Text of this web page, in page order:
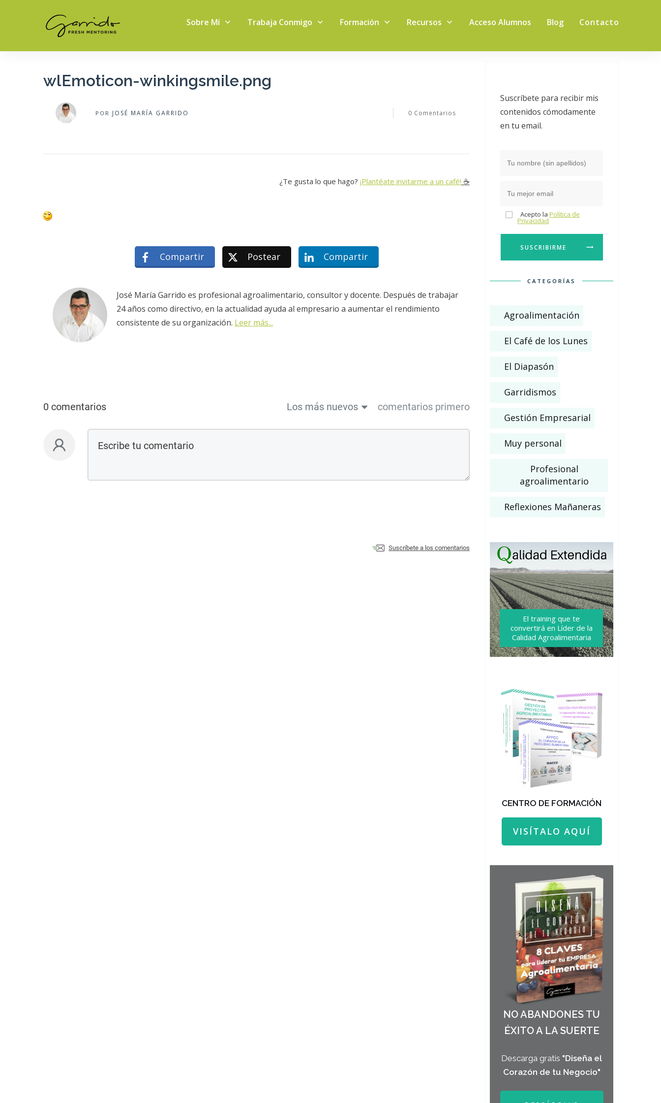
Sobre Mí Trabaja Conmigo Formación Recursos Acceso Alumnos Blog Contacto
wlEmoticon-winkingsmile.png
POR JOSÉ MARÍA GARRIDO 0 Comentarios
¿Te gusta lo que hago?¡Plantéate invitarme a un café! ☕️
Compartir Postear Compartir
José María Garrido es profesional agroalimentario, consultor y docente. Después de trabajar
24 años como directivo, en la actualidad ayuda al empresario a aumentar el rendimiento
consistente de su organización. Leer más...
0 comentarios Los más nuevos comentarios primero
Suscríbete a los comentarios
Suscríbete para recibir mis
contenidos cómodamente
en tu email.
Acepto la Política de
Privacidad
SUSCRIBIRME
CATEGORÍAS
Agroalimentación
El Café de los Lunes
El Diapasón
Garridismos
Gestión Empresarial
Muy personal
Profesional
agroalimentario
Reflexiones Mañaneras
El training que te
convertirá en Líder de la
Calidad Agroalimentaria
CENTRO DE FORMACIÓN
VISÍTALO AQUÍ
NO ABANDONES TU
ÉXITO A LA SUERTE
Descarga gratis "Diseña el
Corazón de tu Negocio"